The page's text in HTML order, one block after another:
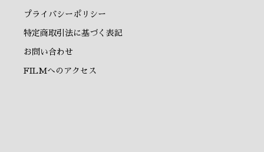
プライバシーポリシー
特定商取引法に基づく表記
お問い合わせ
FILMへのアクセス